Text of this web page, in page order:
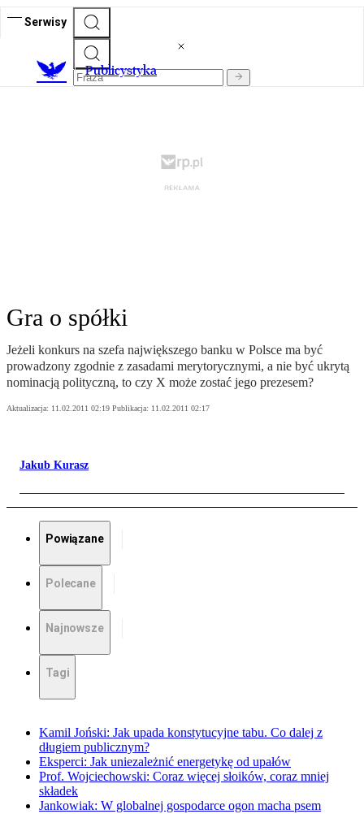
Serwisy
Publicystyka
Gra o spółki
Jeżeli konkurs na szefa największego banku w Polsce ma być
prowadzony zgodnie z zasadami merytorycznymi, a nie być ukrytą
nominacją polityczną, to czy X może zostać jego prezesem?
Aktualizacja: 11.02.2011 02:19 Publikacja: 11.02.2011 02:17
Jakub Kurasz
Powiązane
Polecane
Najnowsze
Tagi
Kamil Joński: Jak upada konstytucyjne tabu. Co dalej z
długiem publicznym?
Eksperci: Jak uniezależnić energetykę od upałów
Prof. Wojciechowski: Coraz więcej słoików, coraz mniej
składek
Jankowiak: W globalnej gospodarce ogon macha psem